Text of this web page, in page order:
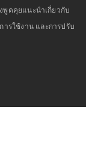
พูดคุยแนะนำเกี่ยวกับ
รใช้งาน และการปรับ